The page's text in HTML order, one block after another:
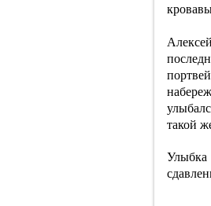
такой
Улыбка